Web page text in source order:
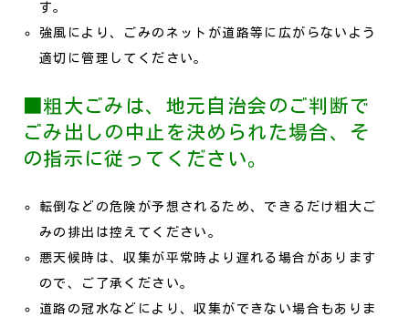
す。
強風により、ごみのネットが道路等に広がらないよう
適切に管理してください。
■粗大ごみは、地元自治会のご判断で
ごみ出しの中止を決められた場合、そ
の指示に従ってください。
転倒などの危険が予想されるため、できるだけ粗大ご
みの排出は控えてください。
悪天候時は、収集が平常時より遅れる場合があります
ので、ご了承ください。
道路の冠水などにより、収集ができない場合もありま